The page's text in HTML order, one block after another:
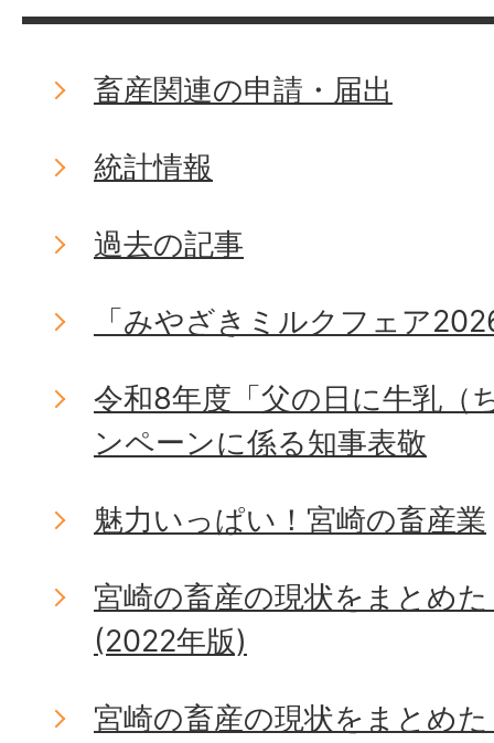
畜産関連の申請・届出
統計情報
過去の記事
「みやざきミルクフェア
令和8年度「父の日に牛乳（
ンペーンに係る知事表敬
魅力いっぱい！宮崎の畜産業
宮崎の畜産の現状をまとめ
(2022年版)
宮崎の畜産の現状をまとめ